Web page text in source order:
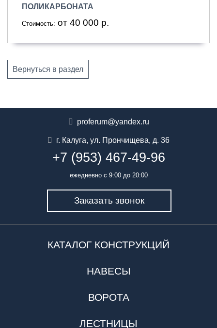
ПОЛИКАРБОНАТА
Стоимость: от 40 000 р.
Вернуться в раздел
proferum@yandex.ru
г. Калуга, ул. Прончищева, д. 36
+7 (953) 467-49-96
ежедневно с 9:00 до 20:00
Заказать звонок
КАТАЛОГ КОНСТРУКЦИЙ
НАВЕСЫ
ВОРОТА
ЛЕСТНИЦЫ